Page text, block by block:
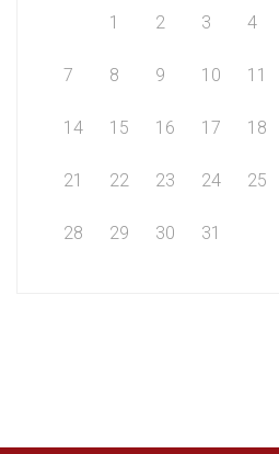
1
2 3 4
7 8 9 10 11
14 15 16 17 18
21 22 23 24 25
28 29 30 31